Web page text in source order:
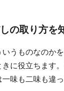
の取り方を
うものなのか
に役立ちます
味も二味も違